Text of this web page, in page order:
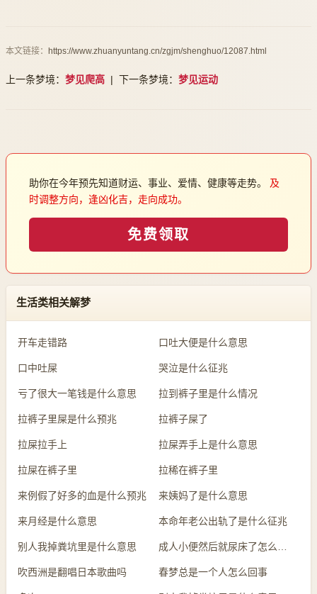
本文链接： https://www.zhuanyuntang.cn/zgjm/shenghuo/12087.html
上一条梦境： 梦见爬高 | 下一条梦境： 梦见运动
助你在今年预先知道财运、事业、爱情、健康等走势。 及
时调整方向，逢凶化吉，走向成功。
免费领取
生活类相关解梦
开车走错路 口吐大便是什么意思
口中吐屎 哭泣是什么征兆
亏了很大一笔钱是什么意思 拉到裤子里是什么情况
拉裤子里屎是什么预兆 拉裤子屎了
拉屎拉手上 拉屎弄手上是什么意思
拉屎在裤子里 拉稀在裤子里
来例假了好多的血是什么预兆 来姨妈了是什么意思
来月经是什么意思 本命年老公出轨了是什么征兆
别人我掉粪坑里是什么意思
吹西洲是翻唱日本歌曲吗 春梦总是一个人怎么回事